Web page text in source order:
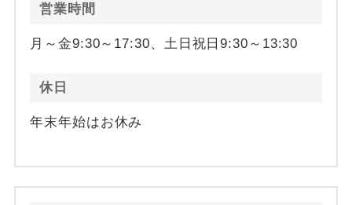
営業時間
月～金9:30～17:30、土日祝日9:30～13:30
休日
年末年始はお休み